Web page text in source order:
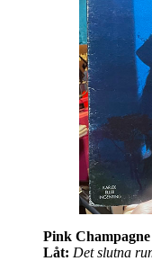
Pink
Låt: Det slutna